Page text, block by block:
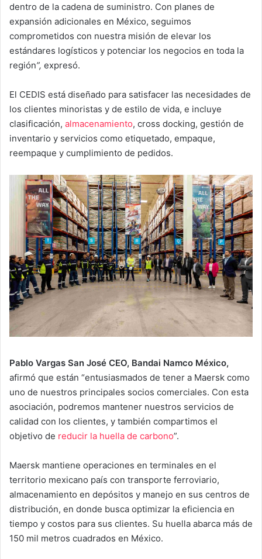
dentro de la cadena de suministro. Con planes de
expansión adicionales en México, seguimos
comprometidos con nuestra misión de elevar los
estándares logísticos y potenciar los negocios en toda la
región”, expresó.
El CEDIS está diseñado para satisfacer las necesidades de
los clientes minoristas y de estilo de vida, e incluye
clasificación, almacenamiento, cross docking, gestión de
inventario y servicios como etiquetado, empaque,
reempaque y cumplimiento de pedidos.
Pablo Vargas San José CEO, Bandai Namco México,
afirmó que están “entusiasmados de tener a Maersk como
uno de nuestros principales socios comerciales. Con esta
asociación, podremos mantener nuestros servicios de
calidad con los clientes, y también compartimos el
objetivo de reducir la huella de carbono”.
Maersk mantiene operaciones en terminales en el
territorio mexicano país con transporte ferroviario,
almacenamiento en depósitos y manejo en sus centros de
distribución, en donde busca optimizar la eficiencia en
tiempo y costos para sus clientes. Su huella abarca más de
150 mil metros cuadrados en México.